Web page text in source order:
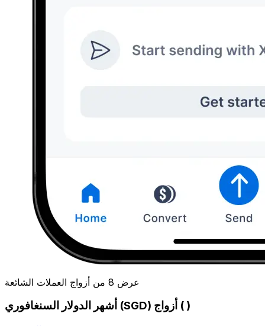
عرض 8 من أزواج العملات الشائعة
أشهر الدولار السنغافوري (SGD) أزواج ( )